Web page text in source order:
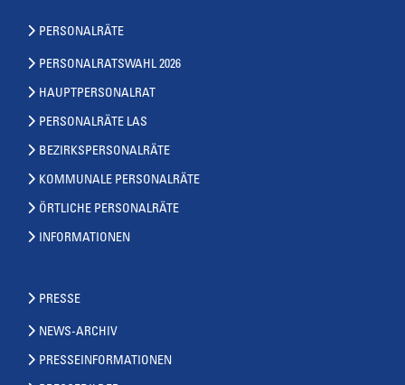
PERSONALRÄTE
PERSONALRATSWAHL 2026
HAUPTPERSONALRAT
PERSONALRÄTE LAS
BEZIRKSPERSONALRÄTE
KOMMUNALE PERSONALRÄTE
ÖRTLICHE PERSONALRÄTE
INFORMATIONEN
PRESSE
NEWS-ARCHIV
PRESSEINFORMATIONEN